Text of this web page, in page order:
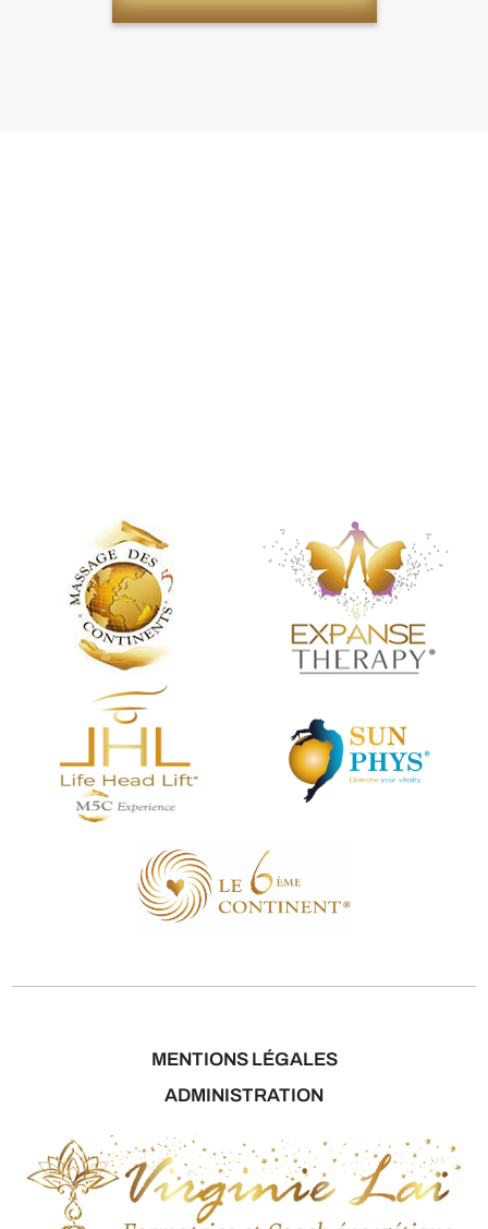
MENTIONS LÉGALES
ADMINISTRATION